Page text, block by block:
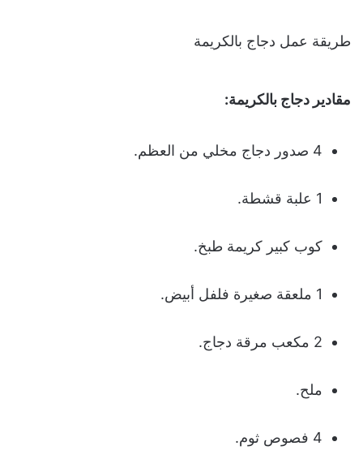
طريقة عمل دجاج بالكريمة
مقادير دجاج بالكريمة:
4 صدور دجاج مخلي من العظم.
1 علبة قشطة.
كوب كبير كريمة طبخ.
1 ملعقة صغيرة فلفل أبيض.
2 مكعب مرقة دجاج.
ملح.
4 فصوص ثوم.